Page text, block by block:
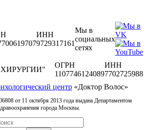
ИНН
9729317161
Мы в
социальных
сетях
ОГРН
1107746124089
ИНН
7702725988
центр «Доктор Волос»
от 11 октября 2013 года выдана Департаментом
города Москвы.